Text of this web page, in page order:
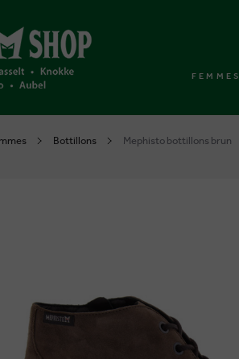
FEMMES
Bottillons Mephisto bottillons brun